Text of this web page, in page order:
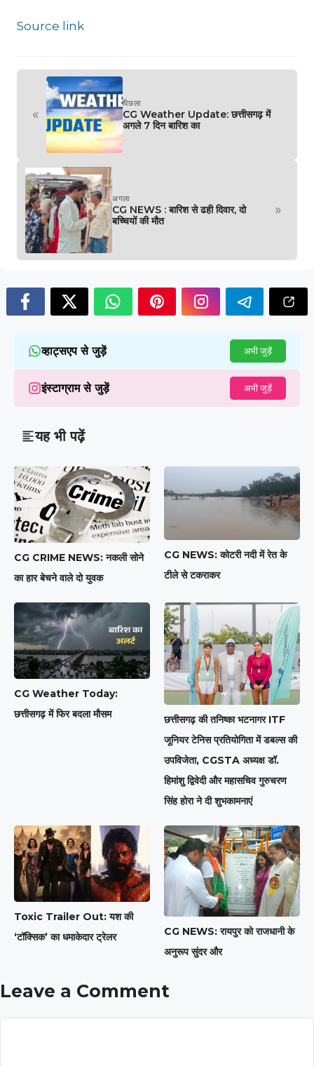
Source link
«
पिछला
CG Weather Update: छत्तीसगढ़ में
अगले 7 दिन बारिश का
अगला
CG NEWS : बारिश से ढही दिवार, दो
बच्चियों की मौत
»
व्हाट्सएप से जुड़ें अभी जुड़ें
इंस्टाग्राम से जुड़ें अभी जुड़ें
यह भी पढ़ें
CG CRIME NEWS: नकली सोने
का हार बेचने वाले दो युवक
CG NEWS: कोटरी नदी में रेत के
टीले से टकराकर
CG Weather Today:
छत्तीसगढ़ में फिर बदला मौसम
छत्तीसगढ़ की तनिष्का भटनागर ITF
जूनियर टेनिस प्रतियोगिता में डबल्स की
उपविजेता, CGSTA अध्यक्ष डॉ.
हिमांशु द्विवेदी और महासचिव गुरुचरण
सिंह होरा ने दी शुभकामनाएं
Toxic Trailer Out: यश की
‘टॉक्सिक’ का धमाकेदार ट्रेलर
CG NEWS: रायपुर को राजधानी के
अनुरूप सुंदर और
Leave a Comment